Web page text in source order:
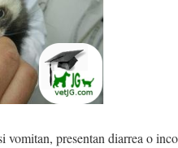
vomitan, presentan diarrea o